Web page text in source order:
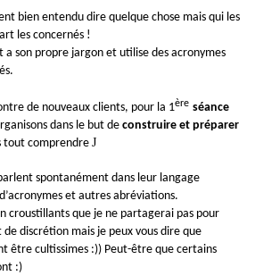
bien entendu dire quelque chose mais qui les
les concernés !
a son propre jargon et utilise des acronymes
de nouveaux clients, pour la 1ère séance
dans le but de construire et préparer
tout comprendre J
spontanément dans leur langage
et autres abréviations.
croustillants que je ne partagerai pas pour
discrétion mais je peux vous dire que
être cultissimes :)) Peut-être que certains
:)